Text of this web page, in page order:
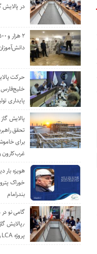
در پالایش
حرکت
پایداری
پالایش
تحقق
برای
غرب‌کارون
هویزه بار
خوراک
بندرامام
گامی نو
٫پالایش
پروژه LCA را آغاز کرد